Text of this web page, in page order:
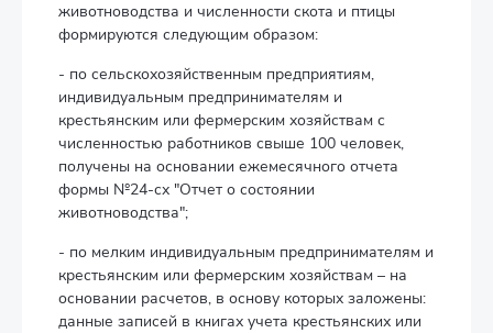
животноводства и численности скота и птицы
формируются следующим образом:
- по сельскохозяйственным предприятиям,
индивидуальным предпринимателям и
крестьянским или фермерским хозяйствам с
численностью работников свыше 100 человек,
получены на основании ежемесячного отчета
формы №24-сх "Отчет о состоянии
животноводства";
- по мелким индивидуальным предпринимателям и
крестьянским или фермерским хозяйствам – на
основании расчетов, в основу которых заложены:
данные записей в книгах учета крестьянских или